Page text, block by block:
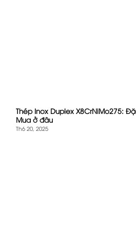
Thép Inox Duplex X8CrNiMo275:
Mua ở đâu
Th6 20, 2025